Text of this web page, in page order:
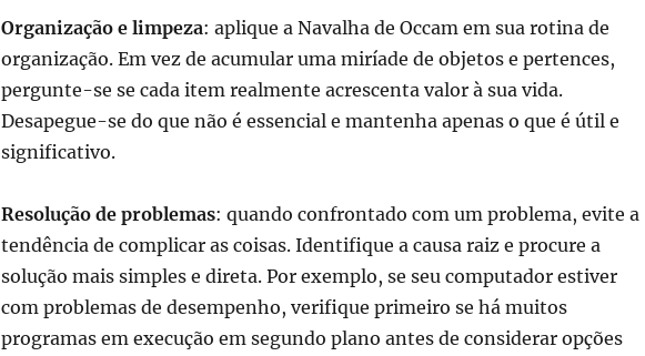
Organização e limpeza: aplique a Navalha de Occam em sua rotina de
organização. Em vez de acumular uma miríade de objetos e pertences,
pergunte-se se cada item realmente acrescenta valor à sua vida.
Desapegue-se do que não é essencial e mantenha apenas o que é útil e
significativo.
Resolução de problemas: quando confrontado com um problema, evite a
tendência de complicar as coisas. Identifique a causa raiz e procure a
solução mais simples e direta. Por exemplo, se seu computador estiver
com problemas de desempenho, verifique primeiro se há muitos
programas em execução em segundo plano antes de considerar opções